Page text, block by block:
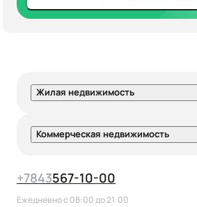
Жилая недвижимость
Коммерческая недвижимость
+7843567-10-00
Ежедневно с 08:00 до 21:00